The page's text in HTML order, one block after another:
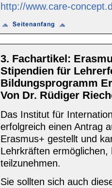
http://www.care-
3. Fachartikel:
Stipendien für
Bildungsprogramm
Von Dr. Rüdiger
Das Institut für
erfolgreich einen Antrag
Erasmus+ gestellt und
Lehrkräften
teilzunehmen.
Sie sollten sich auch